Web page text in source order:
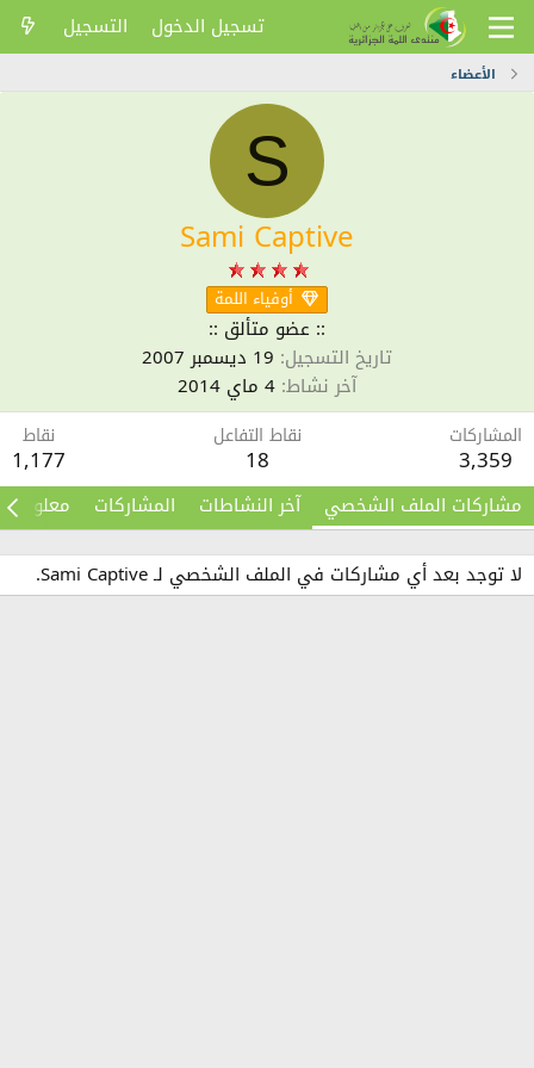
تسجيل الدخول التسجيل
الأعضاء
S
Sami Captive
أوفياء اللمة
:: عضو متألق ::
تاريخ التسجيل 19 ديسمبر 2007
آخر نشاط 4 ماي 2014
المشاركات
3,359
نقاط التفاعل
18
نقاط
1,177
مشاركات الملف الشخصي آخر النشاطات المشاركات معلومات
لا توجد بعد أي مشاركات في الملف الشخصي لـ Sami Captive.